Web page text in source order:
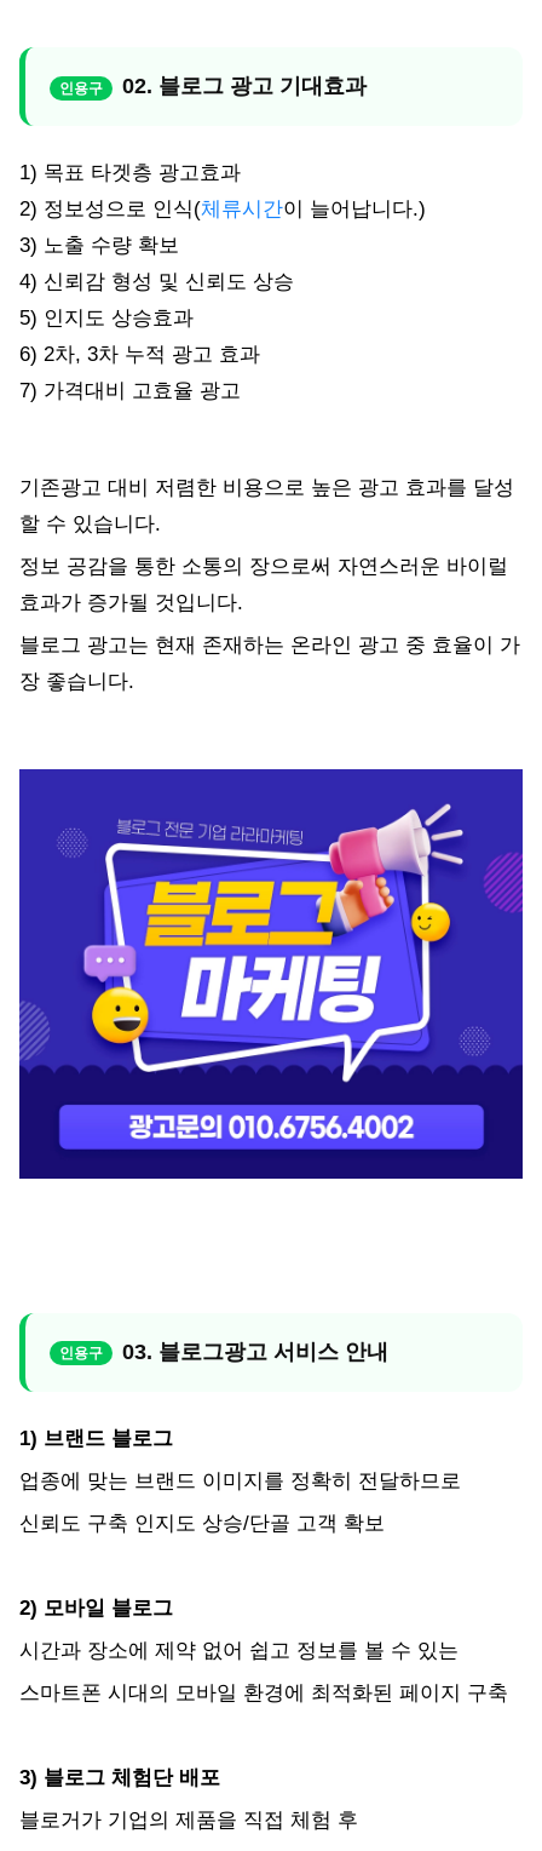
02. 블로그 광고 기대효과
1) 목표 타겟층 광고효과
2) 정보성으로 인식(체류시간이 늘어납니다.)
3) 노출 수량 확보
4) 신뢰감 형성 및 신뢰도 상승
5) 인지도 상승효과
6) 2차, 3차 누적 광고 효과
7) 가격대비 고효율 광고
기존광고 대비 저렴한 비용으로 높은 광고 효과를 달성
할 수 있습니다.
정보 공감을 통한 소통의 장으로써 자연스러운 바이럴
효과가 증가될 것입니다.
블로그 광고는 현재 존재하는 온라인 광고 중 효율이 가
장 좋습니다.
03. 블로그광고 서비스 안내
1) 브랜드 블로그
업종에 맞는 브랜드 이미지를 정확히 전달하므로
신뢰도 구축 인지도 상승/단골 고객 확보
2) 모바일 블로그
시간과 장소에 제약 없어 쉽고 정보를 볼 수 있는
스마트폰 시대의 모바일 환경에 최적화된 페이지 구축
3) 블로그 체험단 배포
블로거가 기업의 제품을 직접 체험 후